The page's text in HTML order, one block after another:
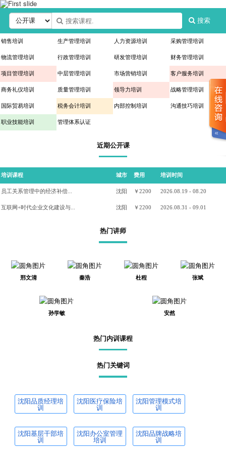
搜索
销售培训 生产管理培训 人力资源培训 采购管理培训
物流管理培训 行政管理培训 研发管理培训 财务管理培训
项目管理培训 中层管理培训 市场营销培训 客户服务培训
商务礼仪培训 质量管理培训 领导力培训 战略管理培训
国际贸易培训 税务会计培训 内部控制培训 沟通技巧培训
职业技能培训 管理体系认证
近期公开课
培训课程 城市 费用 培训时间
员工关系管理中的经济补偿... 沈阳 ￥2200 2026.08.19 - 08.20
互联网+时代企业文化建设与... 沈阳 ￥2200 2026.08.31 - 09.01
热门讲师
邢文清 秦浩 杜程 张斌
孙学敏 安然
热门内训课程
热门关键词
沈阳品质经理培
训
沈阳医疗保险培
训
沈阳管理模式培
训
沈阳基层干部培
训
沈阳办公室管理
培训
沈阳品牌战略培
训